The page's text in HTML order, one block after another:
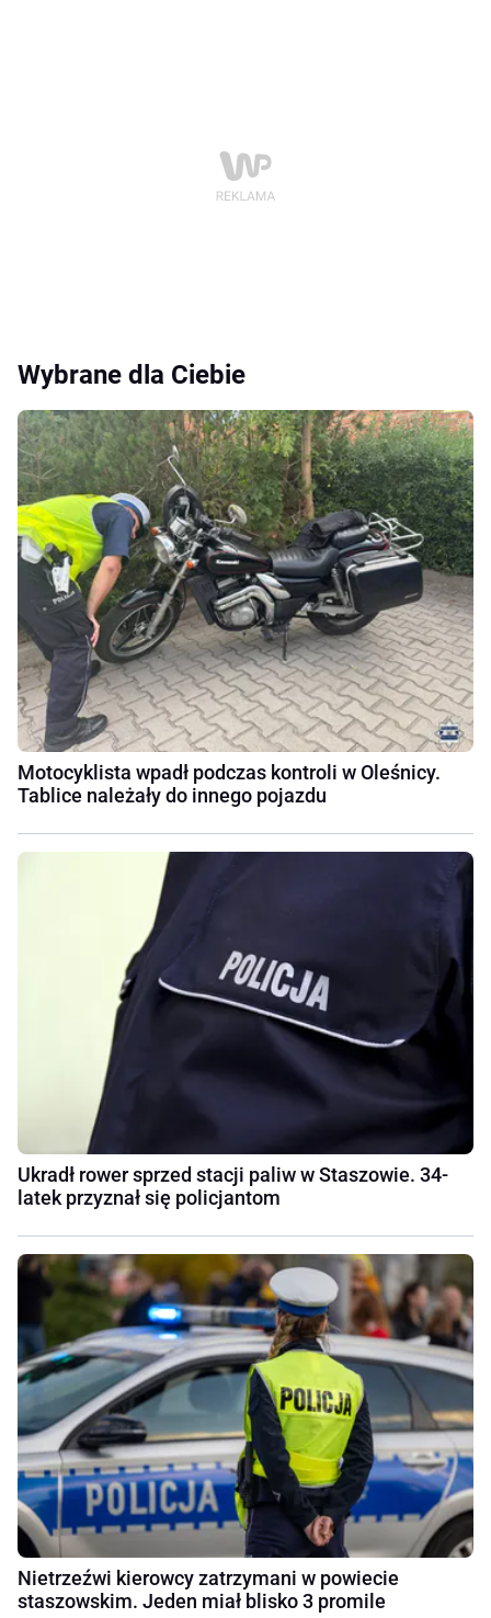
Wybrane dla Ciebie
Motocyklista wpadł podczas kontroli w Oleśnicy.
Tablice należały do innego pojazdu
Ukradł rower sprzed stacji paliw w Staszowie. 34-
latek przyznał się policjantom
Nietrzeźwi kierowcy zatrzymani w powiecie
staszowskim. Jeden miał blisko 3 promile